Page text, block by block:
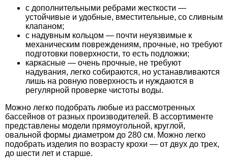
с дополнительными ребрами жесткости —
устойчивые и удобные, вместительные, со сливным
клапаном;
с надувным кольцом — почти неуязвимые к
механическим повреждениям, прочные, но требуют
подготовки поверхности, то есть подложки;
каркасные — очень прочные, не требуют
надувания, легко собираются, но устанавливаются
лишь на ровную поверхность и нуждаются в
регулярной проверке чистоты воды.
Можно легко подобрать любые из рассмотренных
бассейнов от разных производителей. В ассортименте
представлены модели прямоугольной, круглой,
овальной формы диаметром до 280 см. Можно легко
подобрать изделия по возрасту крохи — от двух до трех,
до шести лет и старше.